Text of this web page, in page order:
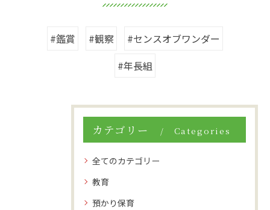
#鑑賞 #観察
#センスオブワンダー
#年長組
カテゴリー Categories
全てのカテゴリー
教育
預かり保育